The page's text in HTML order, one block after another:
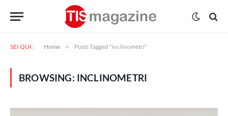
SEI QUI: Home » Posts Tagged "inclinometri"
BROWSING: INCLINOMETRI